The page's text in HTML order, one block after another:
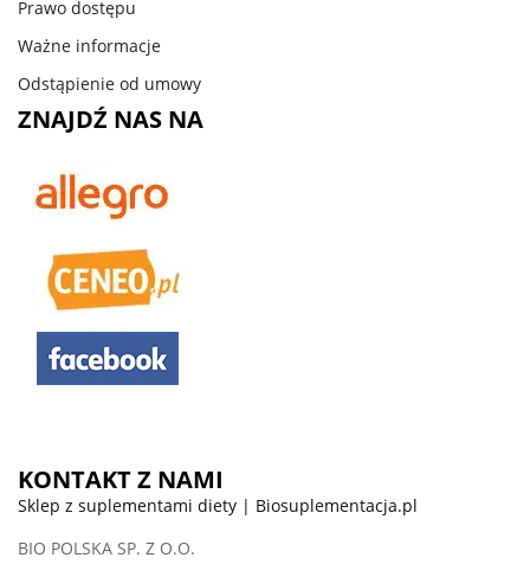
Prawo dostępu
Ważne informacje
Odstąpienie od umowy
ZNAJDŹ NAS NA
KONTAKT Z NAMI
Sklep z suplementami diety | Biosuplementacja.pl
BIO POLSKA SP. Z O.O.